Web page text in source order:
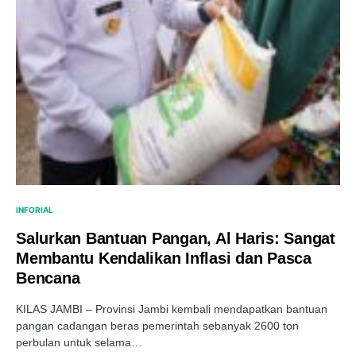
INFORIAL
Salurkan Bantuan Pangan, Al Haris: Sangat
Membantu Kendalikan Inflasi dan Pasca
Bencana
KILAS JAMBI – Provinsi Jambi kembali mendapatkan bantuan
pangan cadangan beras pemerintah sebanyak 2600 ton
perbulan untuk selama…